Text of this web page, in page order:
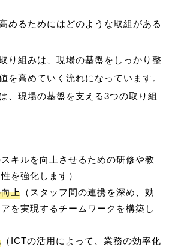
めるためにはどのような取組がある
り組みは、現場の基盤をしっかり整
を高めていく流れになっています。
、現場の基盤を支える3つの取り組
スキルを向上させるための研修や教
を強化します）
上 （スタッフ間の連携を深め、効
を実現するチームワークを構築し
（ICTの活用によって、業務の効率化